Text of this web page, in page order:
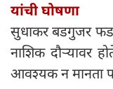
यांची घोषणा
सुधाकर बडगुजर
नाशिक दौऱ्यावर
आवश्यक न मानता